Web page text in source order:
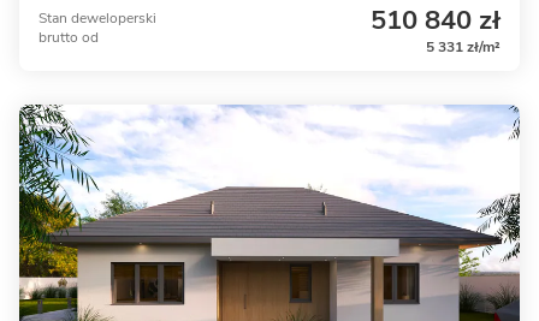
Stan deweloperski
brutto od 510 840 zł
5 331 zł/m²